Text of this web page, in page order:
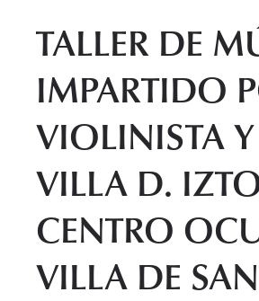
TALLER DE
IMPARTIDO
VIOLINISTA
VILLA D.
CENTRO
VILLA DE